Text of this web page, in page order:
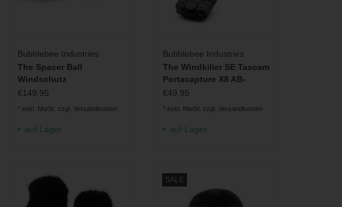
Bubblebee Industries
The Spacer Ball
Windschutz
€149,95
* exkl. MwSt. zzgl. Versandkosten
auf Lager
Bubblebee Industries
The Windkiller SE Tascam
Portacapture X8 AB-
Konfiguration
€49,95
* exkl. MwSt. zzgl. Versandkosten
auf Lager
Tascam Portacapture X8 für die
AB- und XY-Konfigurationen.
SALE
Richtrohrmikrofone. Erhältlich in
acht Größen.